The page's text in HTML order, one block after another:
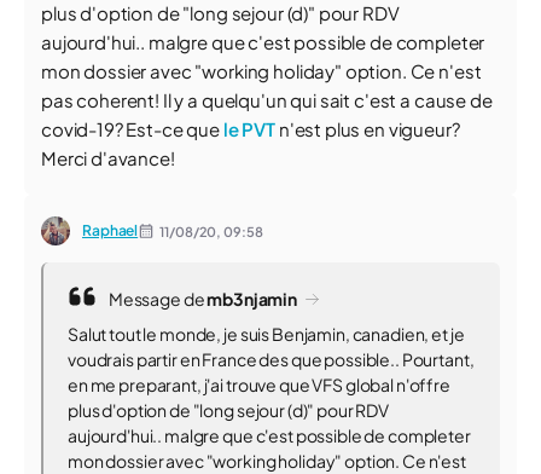
plus d'option de "long sejour (d)" pour RDV
aujourd'hui.. malgre que c'est possible de completer
mon dossier avec "working holiday" option. Ce n'est
pas coherent! Il y a quelqu'un qui sait c'est a cause de
covid-19? Est-ce que le PVTn'est plus en vigueur?
Merci d'avance!
Raphael 11/08/20,09:58
Message demb3njamin
Salut tout le monde, je suis Benjamin, canadien, et je
voudrais partir en France des que possible.. Pourtant,
en me preparant, j'ai trouve que VFS global n'offre
plus d'option de "long sejour (d)" pour RDV
aujourd'hui.. malgre que c'est possible de completer
mon dossier avec "working holiday" option. Ce n'est